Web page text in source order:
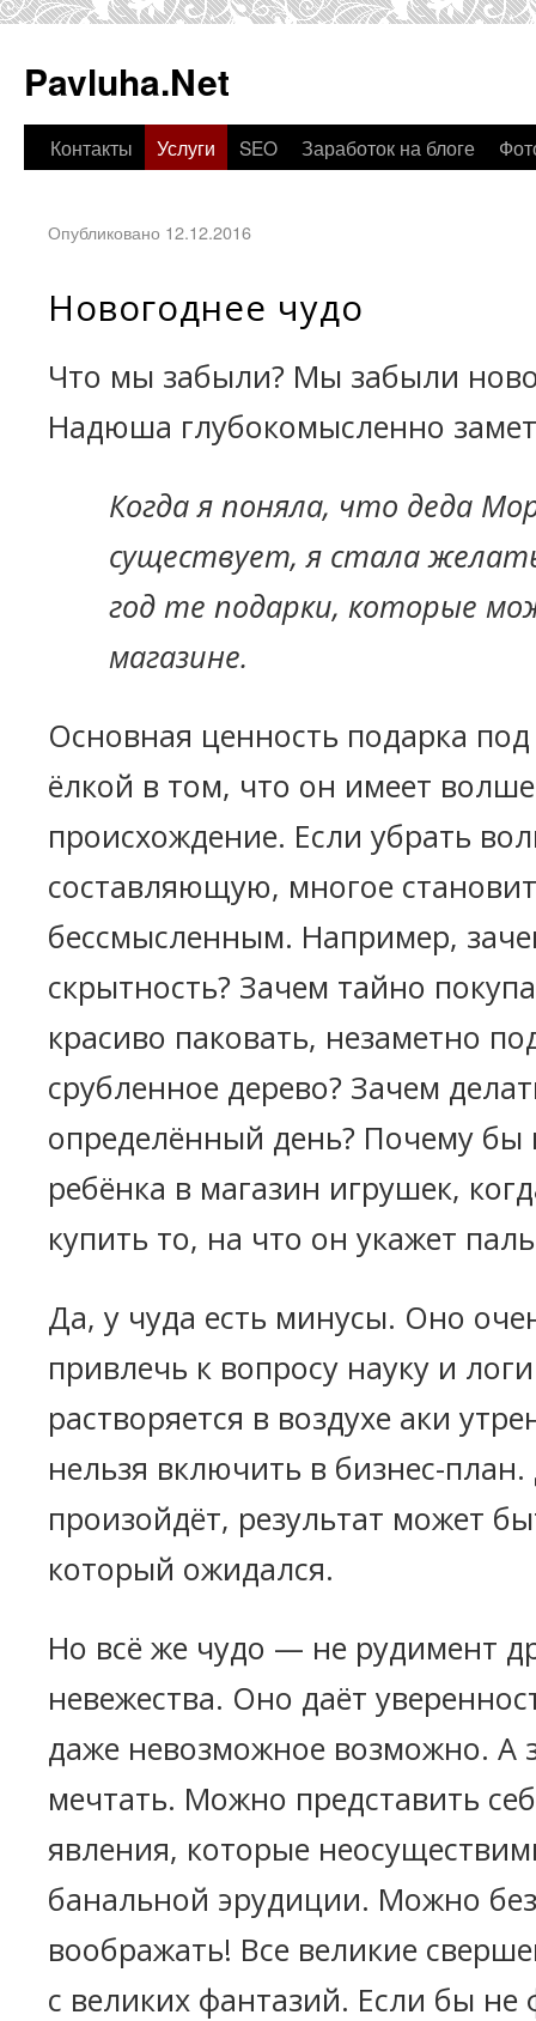
Pavluha.Net
Контакты Услуги SEO Заработок на блоге
Опубликовано 12.12.2016
Новогоднее чудо
Что мы забыли? Мы забыли
Надюша глубокомысленно
Когда я поняла, что деда
существует, я стала
год те подарки, которые
магазине.
Основная ценность подарка
ёлкой в том, что он имеет
происхождение. Если убрать
составляющую, многое
бессмысленным. Например,
скрытность? Зачем тайно
красиво паковать, незаметно
срубленное дерево? Зачем
определённый день? Почему бы
ребёнка в магазин игрушек,
купить то, на что он укажет
Да, у чуда есть минусы. Оно
привлечь к вопросу науку и
растворяется в воздухе аки
нельзя включить в бизнес-
произойдёт, результат может
который ожидался.
Но всё же чудо — не рудимент
невежества. Оно даёт
даже невозможное возможно. А
мечтать. Можно представить
явления, которые
банальной эрудиции. Можно
воображать! Все великие
с великих фантазий. Если бы